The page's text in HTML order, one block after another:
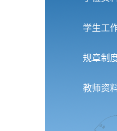
学生工
规章制
教师资